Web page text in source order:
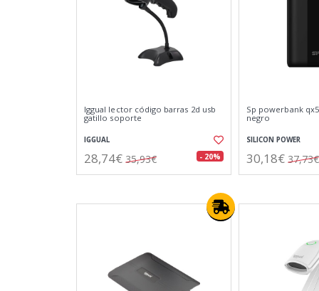
Iggual lector código barras 2d usb
gatillo soporte
IGGUAL
28,74€ 35,93€ - 20%
Sp powerbank
negro
SILICON POWER
30,18€ 37,73€